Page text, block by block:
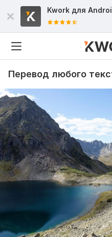
Kwork для
Перевод любого